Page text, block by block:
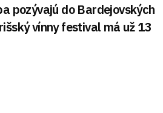
pozývajú do Bardejovských
vínny festival má už 13